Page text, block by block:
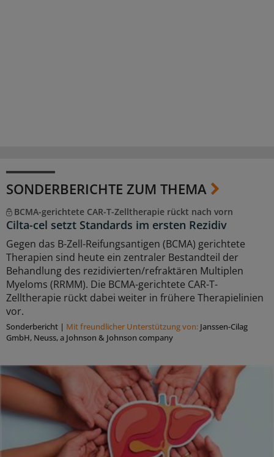
SONDERBERICHTE ZUM THEMA
BCMA-gerichtete CAR-T-Zelltherapie rückt nach vorn
Cilta-cel setzt Standards im ersten Rezidiv
Gegen das B-Zell-Reifungsantigen (BCMA) gerichtete
Therapien sind heute ein zentraler Bestandteil der
Behandlung des rezidivierten/refraktären Multiplen
Myeloms (RRMM). Die BCMA-gerichtete CAR-T-
Zelltherapie rückt dabei weiter in frühere Therapielinien
vor.
Sonderbericht | Mit freundlicher Unterstützung von: Janssen-Cilag
GmbH, Neuss, a Johnson & Johnson company